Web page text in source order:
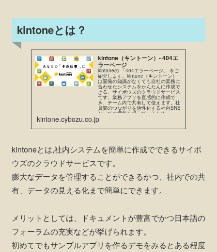
kintoneとは？
kintone（キントーン）- 404エ
ラーページ
kintoneの 「404エラーページ」 をご
紹介します。kintone（キントーン）
は開発の知識がなくても自社の業務に
合わせたシステムをかんたんに作成で
きる、サイボウズのクラウドサービス
です。業務アプリを直感的に作成で
き、チーム内で共有して使えます。社
員間のつながりを活性化する社内SNS
としての機能も備えているため、...
kintone.cybozu.co.jp
kintoneとは,社内システムを簡単に作成でできるサイボ
ウズのクラウドサービスです。
膨大なデータを管理することができるかつ、社内での共
有、データの見える化まで簡単にできます。
メリットとしては、ドキュメントが豊富でかつ日本語の
フォーラムの充実などが挙げられます。
初めてでもサンプルアプリを作るデモをみるとある程度